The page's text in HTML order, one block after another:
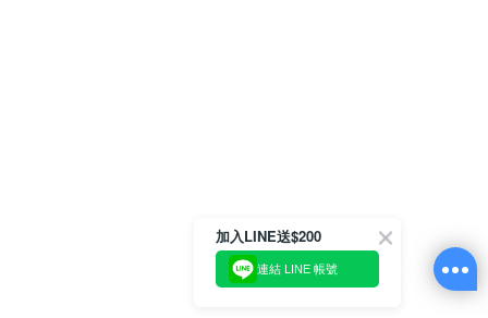
加入LINE送$200
連結 LINE 帳號